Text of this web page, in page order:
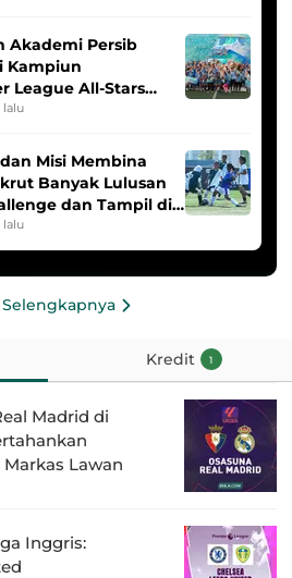
Akademi Persib
Kampiun
League All-Stars
lalu
Misi Membina
Banyak Lulusan
dan Tampil di
League
lalu
Kredit 1
Madrid di
Lawan
Inggris: